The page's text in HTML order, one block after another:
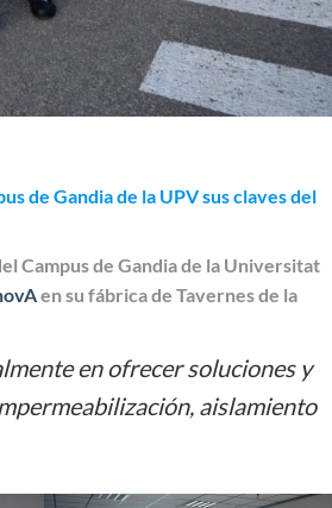
de Gandia de la UPV sus claves del
Campus de Gandia de la Universitat
en su fábrica de Tavernes de la
en ofrecer soluciones y
aislamiento